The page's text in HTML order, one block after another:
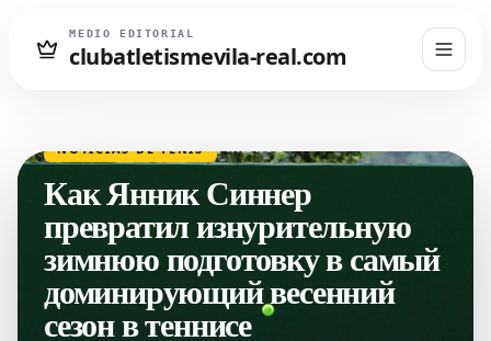
MEDIO EDITORIAL
clubatletismevila-real.com
NOTICIAS DE TENIS ГЛАВНОЕ
Как Янник Синнер
превратил изнурительную
зимнюю подготовку в самый
доминирующий весенний
сезон в теннисе